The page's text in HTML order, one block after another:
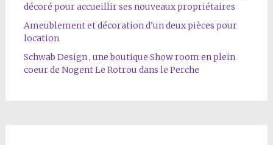
décoré pour accueillir ses nouveaux propriétaires
Ameublement et décoration d’un deux pièces pour
location
Schwab Design , une boutique Show room en plein
coeur de Nogent Le Rotrou dans le Perche